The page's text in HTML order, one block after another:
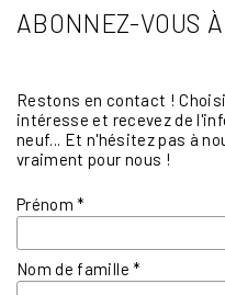
ABONNEZ-VOUS
Restons en contact !
intéresse et recevez de
neuf... Et n'hésitez pas à
vraiment pour nous !
Prénom*
Nom de famille*